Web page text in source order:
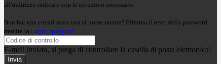
all'indirizzo indicato con le istruzioni necessarie.
Non hai una e-mail associata al nome utente? Effettua il reset della password
tramite la Login Spaggiari
E-mail inviata, si prega di controllare la casella di posta elettronica!